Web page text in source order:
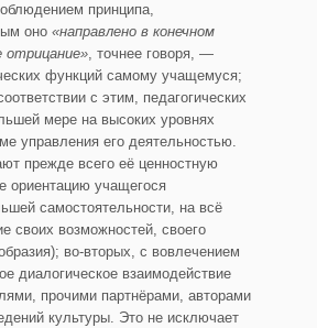
принципа,
оно «направлено в конечном
отрицание», точнее говоря, —
функций самому учащемуся;
с этим, педагогических
мере на высоких уровнях
управления его деятельностью.
прежде всего её ценностную
ориентацию учащегося
самостоятельности, на всё
своих возможностей, своего
во-вторых, с вовлечением
диалогическое взаимодействие
прочими партнёрами, авторами
культуры. Это не исключает